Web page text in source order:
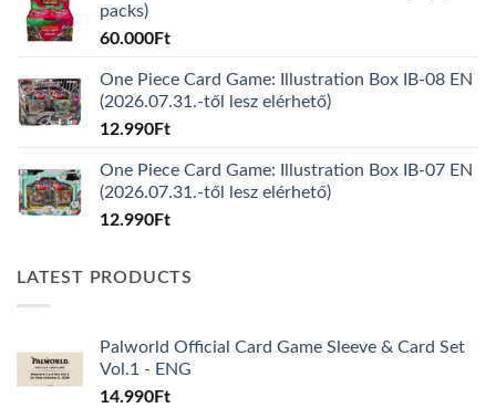
packs)
60.000Ft
One Piece Card Game: Illustration Box IB-08 EN
(2026.07.31.-től lesz elérhető)
12.990Ft
One Piece Card Game: Illustration Box IB-07 EN
(2026.07.31.-től lesz elérhető)
12.990Ft
LATEST PRODUCTS
Palworld Official Card Game Sleeve & Card Set
Vol.1 - ENG
14.990Ft